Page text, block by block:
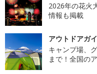
2026年の花火
情報も掲載
アウトドアガ
キャンプ場、
まで！全国の